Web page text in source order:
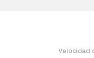
Velocidad